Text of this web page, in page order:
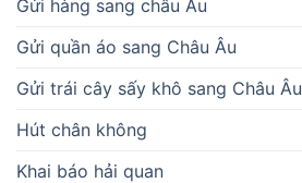
Gửi hàng sang châu Âu
Gửi quần áo sang Châu Âu
Gửi trái cây sấy khô sang Châu Âu
Hút chân không
Khai báo hải quan